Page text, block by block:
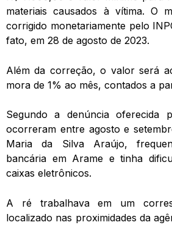
materiais causados à vítima. O
corrigido monetariamente pelo
fato, em 28 de agosto de 2023.
Além da correção, o valor será
mora de 1% ao mês, contados a
Segundo a denúncia oferecida
ocorreram entre agosto e
Maria da Silva Araújo,
bancária em Arame e tinha
caixas eletrônicos.
A ré trabalhava em um
localizado nas proximidades da